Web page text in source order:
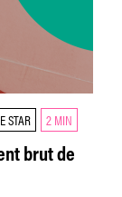
STAR 2 MIN
brut de